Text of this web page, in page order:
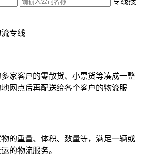
专线
家客户的零散货、小票货等凑成一整
网点后再配送给各个客户的物流服
的重量、体积、数量等，满足一辆或
的物流服务。